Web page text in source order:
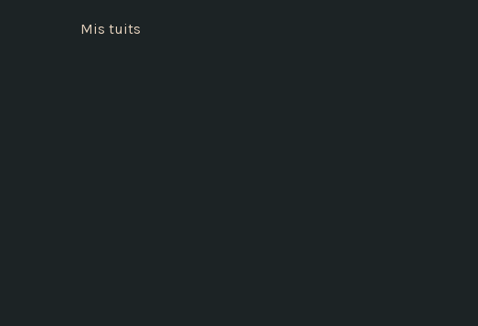
Mis tuits